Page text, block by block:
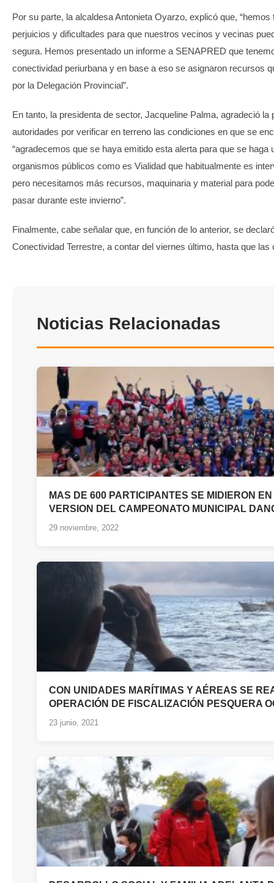
Por su parte, la alcaldesa Antonieta Oyarzo, explicó que, “hemos
perjuicios y dificultades para que nuestros vecinos y vecinas
segura. Hemos presentado un informe a SENAPRED que
conectividad periurbana y en base a eso se asignaron recursos
por la Delegación Provincial”.
En tanto, la presidenta de sector, Jacqueline Palma, agradeció la
autoridades por verificar en terreno las condiciones en que se
“agradecemos que se haya emitido esta alerta para que se haga
organismos públicos como es Vialidad que habitualmente es
pero necesitamos más recursos, maquinaria y material para
pasar durante este invierno”.
Finalmente, cabe señalar que, en función de lo anterior, se
Conectividad Terrestre, a contar del viernes último, hasta que las
Noticias Relacionadas
MAS DE 600 PARTICIPANTES SE MIDIERON
VERSION DEL CAMPEONATO MUNICIPAL
29 noviembre, 2022
CON UNIDADES MARÍTIMAS Y AÉREAS SE
OPERACIÓN DE FISCALIZACIÓN PESQUERA
23 junio, 2021